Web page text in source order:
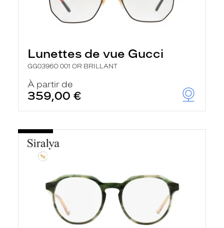
Lunettes de vue Gucci
GG0396O 001 OR BRILLANT
À partir de
359,00 €